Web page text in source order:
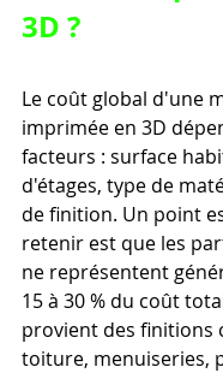
3D ?
Le coût global d'une
imprimée en 3D
facteurs : surface
d'étages, type de
de finition. Un point
retenir est que les
ne représentent
15 à 30 % du coût
provient des finitions
toiture, menuiseries,